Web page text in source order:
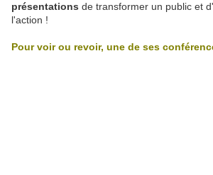
présentations de transformer un public et
l'action !
Pour voir ou revoir, une de ses